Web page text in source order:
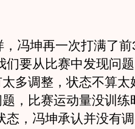
冯坤再一次打满了前
们要从比赛中发现问
多调整，状态不算太
，比赛运动量没训练
态，冯坤承认并没有